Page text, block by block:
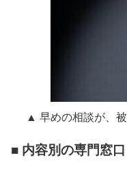
▲ 早めの相談が、
■ 内容別の専門窓